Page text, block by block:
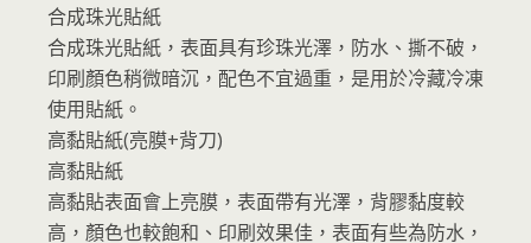
合成珠光貼紙
合成珠光貼紙，表面具有珍珠光澤，防水、撕不破，
印刷顏色稍微暗沉，配色不宜過重，是用於冷藏冷凍
使用貼紙。
高黏貼紙(亮膜+背刀)
高黏貼紙
高黏貼表面會上亮膜，表面帶有光澤，背膠黏度較
高，顏色也較飽和、印刷效果佳，表面有些為防水，